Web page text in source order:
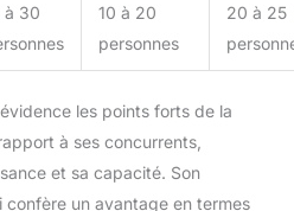
à 30
10 à 20
personnes
20 à 25
les points forts de la
à ses concurrents,
et sa capacité. Son
confère un avantage en termes